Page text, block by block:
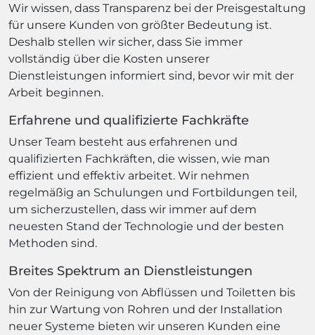
Wir wissen, dass Transparenz bei der Preisgestaltung
für unsere Kunden von größter Bedeutung ist.
Deshalb stellen wir sicher, dass Sie immer
vollständig über die Kosten unserer
Dienstleistungen informiert sind, bevor wir mit der
Arbeit beginnen.
Erfahrene und qualifizierte Fachkräfte
Unser Team besteht aus erfahrenen und
qualifizierten Fachkräften, die wissen, wie man
effizient und effektiv arbeitet. Wir nehmen
regelmäßig an Schulungen und Fortbildungen teil,
um sicherzustellen, dass wir immer auf dem
neuesten Stand der Technologie und der besten
Methoden sind.
Breites Spektrum an Dienstleistungen
Von der Reinigung von Abflüssen und Toiletten bis
hin zur Wartung von Rohren und der Installation
neuer Systeme bieten wir unseren Kunden eine